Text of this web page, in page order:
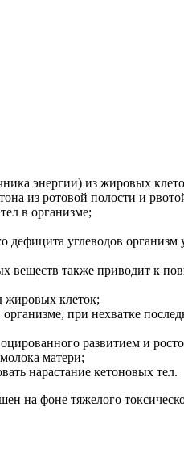
энергии) из жировых
из ротовой полости и
в организме;
углеводов организм
веществ также приводит к
жировых клеток;
при нехватке
развитием и
матери;
нарастание кетоновых тел.
на фоне тяжелого